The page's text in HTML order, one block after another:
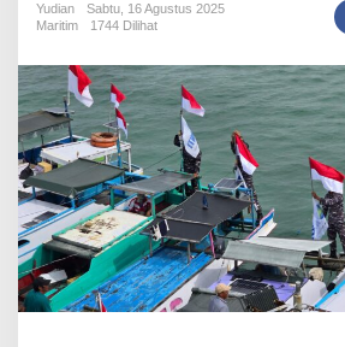
I
M
E
R
A
H
P
U
H
B
E
Yudian
Sabtu, 16 Agustus 2025
Maritim
1744 Dilihat